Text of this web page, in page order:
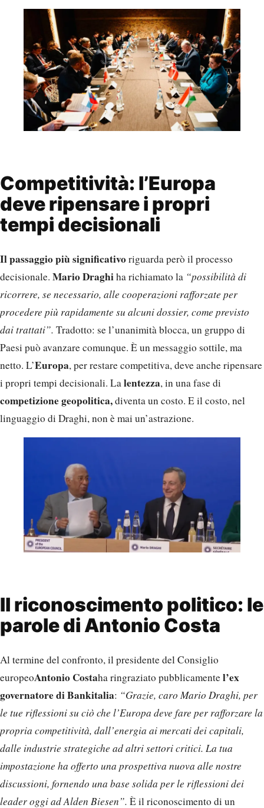
Competitività: l’Europa
deve ripensare i propri
tempi decisionali
Il passaggio più significativoriguarda però il processo
decisionale. Mario Draghiha richiamato la “possibilità di
ricorrere, se necessario, alle cooperazioni rafforzate per
procedere più rapidamente su alcuni dossier, come previsto
dai trattati”. Tradotto: se l’unanimità blocca, un gruppo di
Paesi può avanzare comunque. È un messaggio sottile, ma
netto. L’Europa, per restare competitiva, deve anche ripensare
i propri tempi decisionali. Lalentezza, in una fase di
competizione geopolitica,diventa un costo. E il costo, nel
linguaggio di Draghi, non è mai un’astrazione.
Il riconoscimento politico: le
parole di Antonio Costa
Al termine del confronto, il presidente del Consiglio
europeoAntonio Costaha ringraziato pubblicamentel’ex
governatore di Bankitalia: “Grazie, caro Mario Draghi, per
le tue riflessioni su ciò che l’Europa deve fare per rafforzare la
propria competitività, dall’energia ai mercati dei capitali,
dalle industrie strategiche ad altri settori critici. La tua
impostazione ha offerto una prospettiva nuova alle nostre
discussioni, fornendo una base solida per le riflessioni dei
leader oggi ad Alden Biesen”. È il riconoscimento di un